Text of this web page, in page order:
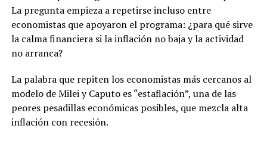
La pregunta empieza a repetirse incluso entre
economistas que apoyaron el programa: ¿para qué sirve
la calma financiera si la inflación no baja y la actividad
no arranca?
La palabra que repiten los economistas más cercanos al
modelo de Milei y Caputo es “estaflación”, una de las
peores pesadillas económicas posibles, que mezcla alta
inflación con recesión.